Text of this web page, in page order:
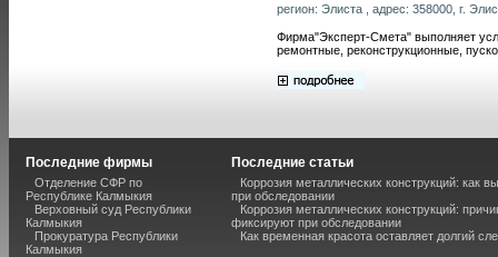
регион: Элиста , адрес: 358000, г.
Фирма"Эксперт-Смета" выполняет
ремонтные, реконструкционные,
Последние фирмы
Отделение СФР по
Республике Калмыкия
Верховный суд Республики
Калмыкия
Прокуратура Республики
Калмыкия
Последние статьи
Коррозия металлических конструкций: как
при обследовании
Коррозия металлических конструкций:
фиксируют при обследовании
Как временная красота оставляет долгий